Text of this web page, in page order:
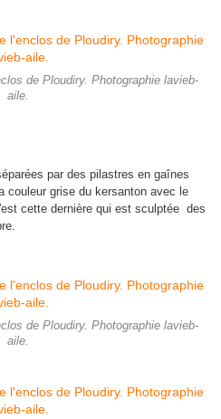
de Ploudiry. Photographie lavieb-
aile.
par des pilastres en gaînes
couleur grise du kersanton avec le
cette dernière qui est sculptée des
de Ploudiry. Photographie lavieb-
aile.